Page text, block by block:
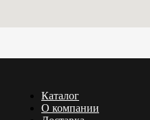
Каталог
О компании